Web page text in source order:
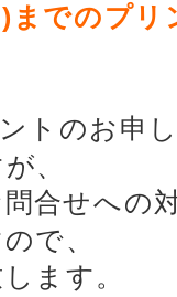
でのプリ
トのお申
、
合せへの
で、
ます。